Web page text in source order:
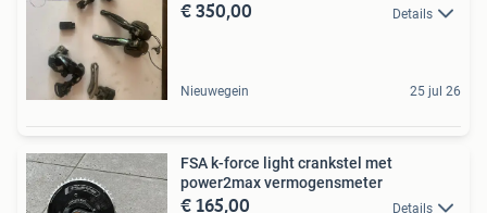
€ 350,00 Details
Nieuwegein 25 jul 26
FSA k-force light crankstel met
power2max vermogensmeter
€ 165,00 Details